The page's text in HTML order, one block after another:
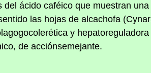
ácido caféico que muestran una
las hojas de alcachofa
y hepatoreguladora
de acciónsemejante.